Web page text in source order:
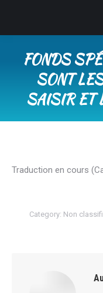
FONDS
SONT
SAISIR
Traduction en cours
Category: Non